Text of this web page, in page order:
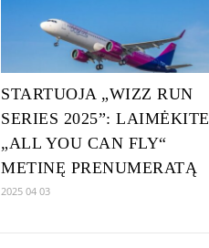
STARTUOJA „WIZZ RUN
SERIES 2025”: LAIMĖKITE
„ALL YOU CAN FLY“
METINĘ PRENUMERATĄ
2025 04 03